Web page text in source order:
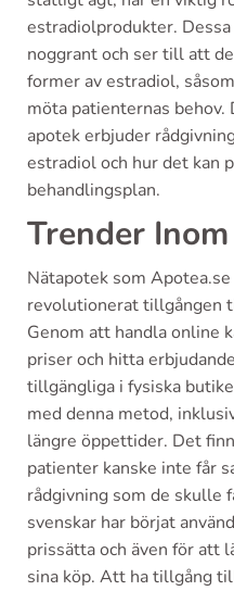
estradiolprodukter.
noggrant och ser till att
former av estradiol,
möta patienternas
apotek erbjuder
estradiol och hur det kan
behandlingsplan.
Trender
Nätapotek som Apotea.se
revolutionerat tillgången
Genom att handla online
priser och hitta
tillgängliga i fysiska
med denna metod,
längre öppettider. Det
patienter kanske inte får
rådgivning som de skulle
svenskar har börjat
prissätta och även för att
sina köp. Att ha tillgång